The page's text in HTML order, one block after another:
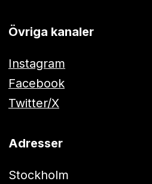
Övriga kanaler
Instagram
Facebook
Twitter/X
Adresser
Stockholm